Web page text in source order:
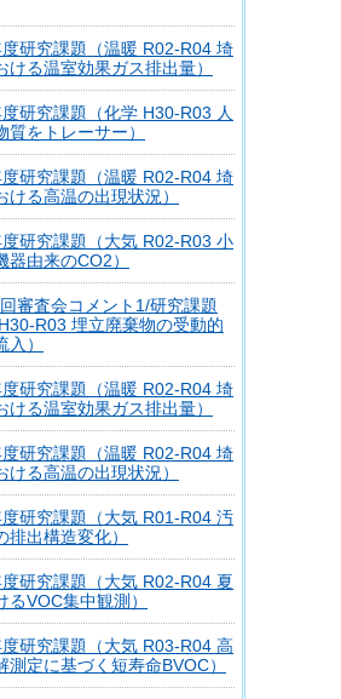
研究課題（温暖 R02-R04 埼
ける温室効果ガス排出量）
研究課題（化学 H30-R03 人
質をトレーサー）
研究課題（温暖 R02-R04 埼
ける高温の出現状況）
研究課題（大気 R02-R03 小
器由来のCO2）
審査会コメント1/研究課題
H30-R03 埋立廃棄物の受動的
入）
研究課題（温暖 R02-R04 埼
ける温室効果ガス排出量）
研究課題（温暖 R02-R04 埼
ける高温の出現状況）
研究課題（大気 R01-R04 汚
排出構造変化）
研究課題（大気 R02-R04 夏
るVOC集中観測）
研究課題（大気 R03-R04 高
測定に基づく短寿命BVOC）